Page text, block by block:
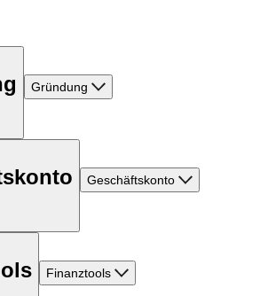
Gründung
Geschäftskonto
Finanztools